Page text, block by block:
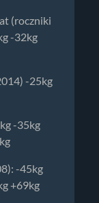
(roczniki
-32kg
-25kg
-35kg
-45kg
+69kg